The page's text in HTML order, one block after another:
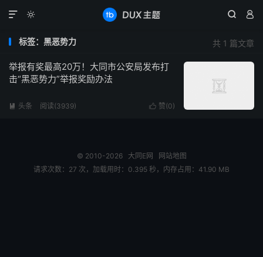
  

共 1 篇文章
标签：黑恶势力
举报有奖最高20万！大同市公安局发布打
击“黑恶势力”举报奖励办法
 赞(0)
 头条 阅读(3939)
© 2010-2026 大同E网
网站地图
请求次数：27 次，加载用时：0.395 秒，内存占用：41.90 MB